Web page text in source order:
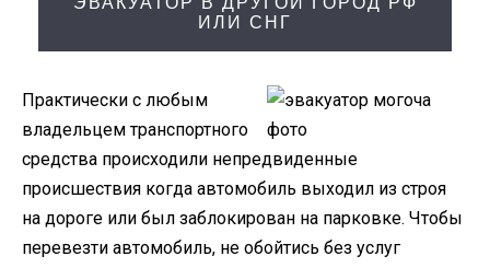
ИЛИ СНГ
Практически с любым
владельцем транспортного
средства происходили непредвиденные
происшествия когда автомобиль выходил из строя
на дороге или был заблокирован на парковке. Чтобы
перевезти автомобиль, не обойтись без услуг